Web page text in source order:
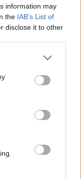
information may
the IAB’s List of
disclose it to other
wśród gruzów,
wolni!” – dziedzictwo